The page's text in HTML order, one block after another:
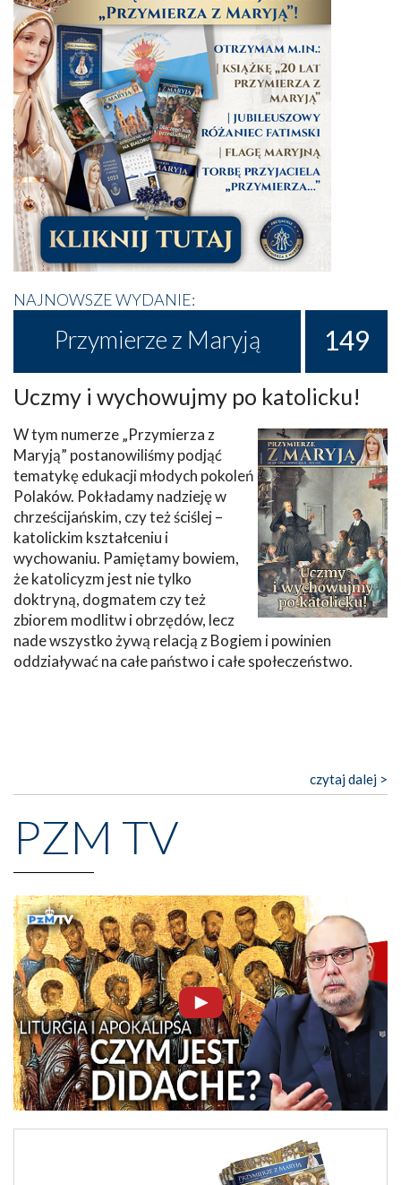
NAJNOWSZE WYDANIE:
Przymierze z Maryją 149
Uczmy i wychowujmy po katolicku!
W tym numerze „Przymierza z
Maryją” postanowiliśmy podjąć
tematykę edukacji młodych pokoleń
Polaków. Pokładamy nadzieję w
chrześcijańskim, czy też ściślej –
katolickim kształceniu i
wychowaniu. Pamiętamy bowiem,
że katolicyzm jest nie tylko
doktryną, dogmatem czy też
zbiorem modlitw i obrzędów, lecz
nade wszystko żywą relacją z Bogiem i powinien
oddziaływać na całe państwo i całe społeczeństwo.
czytaj dalej >
PZM TV